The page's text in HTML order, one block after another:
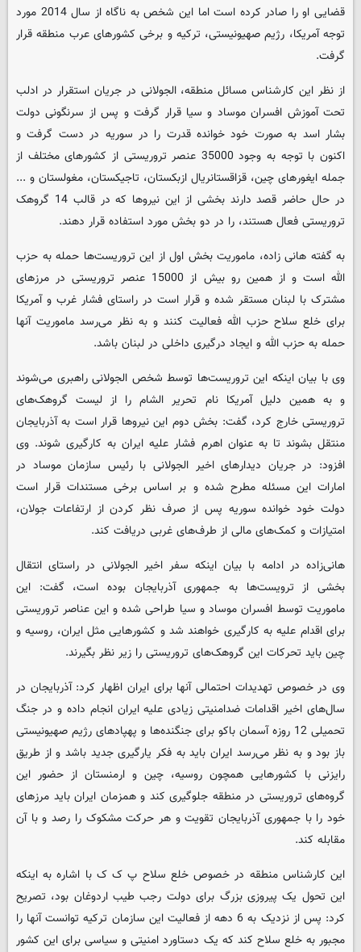
قضایی او را صادر کرده است اما این شخص به ناگاه از سال 2014 مورد
توجه آمریکا، رژیم صهیونیستی، ترکیه و برخی کشورهای عرب منطقه قرار
گرفت.
از نظر این کارشناس مسائل منطقه، الجولانی در جریان استقرار در ادلب
تحت آموزش افسران موساد و سیا قرار گرفت و پس از سرنگونی دولت
بشار اسد به صورت خود خوانده قدرت را در سوریه در دست گرفت و
اکنون با توجه به وجود 35000 عنصر تروریستی از کشورهای مختلف از
جمله ایغورهای چین، قزاقستانریال ازبکستان، تاجیکستان، مغولستان و ...
در حال حاضر قصد دارند بخشی از این نیروها که در قالب 14 گروهک
تروریستی فعال هستند، را در دو بخش مورد استفاده قرار دهند.
به گفته هانی زاده، ماموریت بخش اول از این تروریست‌ها حمله به حزب
الله است و از همین رو بیش از 15000 عنصر تروریستی در مرزهای
مشترک با لبنان مستقر شده و قرار است در راستای فشار غرب و آمریکا
برای خلع سلاح حزب الله فعالیت کنند و به نظر می‌رسد ماموریت آنها
حمله به حزب الله و ایجاد درگیری داخلی در لبنان باشد.
وی با بیان اینکه این تروریست‌ها توسط شخص الجولانی راهبری می‌شوند
و به همین دلیل آمریکا نام تحریر الشام را از لیست گروهک‌های
تروریستی خارج کرد، گفت: بخش دوم این نیروها قرار است به آذربایجان
منتقل بشوند تا به عنوان اهرم فشار علیه ایران به کارگیری شوند. وی
افزود: در جریان دیدارهای اخیر الجولانی با رئیس سازمان موساد در
امارات این مسئله مطرح شده و بر اساس برخی مستندات قرار است
دولت خود خوانده سوریه پس از صرف نظر کردن از ارتفاعات جولان،
امتیازات و کمک‌های مالی از طرف‌های غربی دریافت کند.
هانی‌زاده در ادامه با بیان اینکه سفر اخیر الجولانی در راستای انتقال
بخشی از ترویست‌ها به جمهوری آذربایجان بوده است، گفت: این
ماموریت توسط افسران موساد و سیا طراحی شده و این عناصر تروریستی
برای اقدام علیه به کارگیری خواهند شد و کشورهایی مثل ایران، روسیه و
چین باید تحرکات این گروهک‌های تروریستی را زیر نظر بگیرند.
وی در خصوص تهدیدات احتمالی آنها برای ایران اظهار کرد: آذربایجان در
سال‌های اخیر اقدامات ضدامنیتی زیادی علیه ایران انجام داده و در جنگ
تحمیلی 12 روزه آسمان باکو برای جنگنده‌ها و پهپادهای رژیم صهیونیستی
باز بود و به نظر می‌رسد ایران باید به فکر یارگیری جدید باشد و از طریق
رایزنی با کشورهایی همچون روسیه، چین و ارمنستان از حضور این
گروه‌های تروریستی در منطقه جلوگیری کند و همزمان ایران باید مرزهای
خود را با جمهوری آذربایجان تقویت و هر حرکت مشکوک را رصد و با آن
مقابله کند.
این کارشناس منطقه در خصوص خلع سلاح پ ک ک با اشاره به اینکه
این تحول یک پیروزی بزرگ برای دولت رجب طیب اردوغان بود، تصریح
کرد: پس از نزدیک به 6 دهه از فعالیت این سازمان ترکیه توانست آنها را
مجبور به خلع سلاح کند که یک دستاورد امنیتی و سیاسی برای این کشور